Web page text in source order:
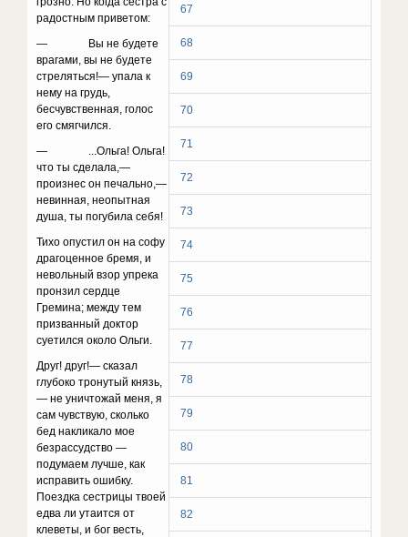
67
68
69
70
71
72
73
74
75
76
77
78
79
80
81
82
радостным приветом:
— Вы не будете
врагами, вы не будете
стреляться!— упала к
нему на грудь,
бесчувственная, голос
его смяг­чился.
— ...Ольга! Ольга!
что ты сделала,—
произнес он пе­чально,—
невинная, неопытная
душа, ты погубила себя!
Тихо опустил он на софу
драгоценное бремя, и
не­вольный взор упрека
пронзил сердце
Гремина; между тем
призванный доктор
суетился около Ольги.
Друг! друг!— сказал
глубоко тронутый князь,
— не уничтожай меня, я
сам чувствую, сколько
бед накликало мое
безрассудство —
подумаем лучше, как
исправить ошибку.
Поездка сестрицы твоей
едва ли утаится от
клеветы, и бог весть,